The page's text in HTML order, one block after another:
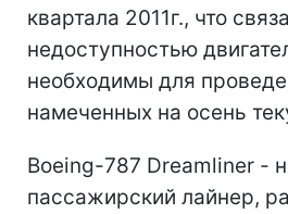
квартала 2011г., что
недоступностью
необходимы для
намеченных на осень
Boeing-787 Dreamliner -
пассажирский лайнер,